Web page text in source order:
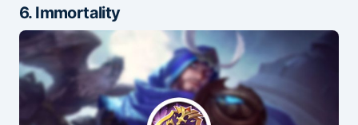
6. Immortality